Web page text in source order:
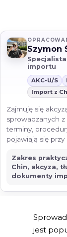
jest
Szymon
importu
AKC-U/S
Import z
Zajmuję się
sprowadzanych z
terminy,
pojawiają się
Zakres
Chin, akcyza,
dokumenty